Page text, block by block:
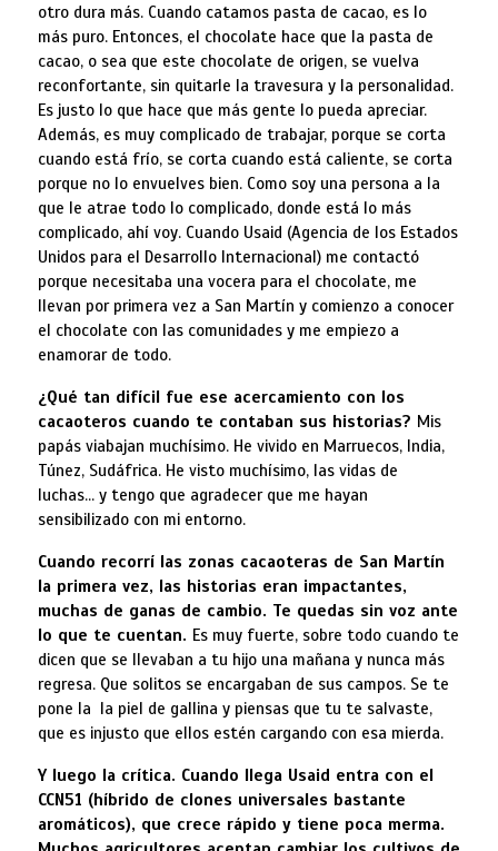
otro dura más. Cuando catamos pasta de cacao, es lo
más puro. Entonces, el chocolate hace que la pasta de
cacao, o sea que este chocolate de origen, se vuelva
reconfortante, sin quitarle la travesura y la personalidad.
Es justo lo que hace que más gente lo pueda apreciar.
Además, es muy complicado de trabajar, porque se corta
cuando está frío, se corta cuando está caliente, se corta
porque no lo envuelves bien. Como soy una persona a la
que le atrae todo lo complicado, donde está lo más
complicado, ahí voy. Cuando Usaid (Agencia de los Estados
Unidos para el Desarrollo Internacional) me contactó
porque necesitaba una vocera para el chocolate, me
llevan por primera vez a San Martín y comienzo a conocer
el chocolate con las comunidades y me empiezo a
enamorar de todo.
¿Qué tan difícil fue ese acercamiento con los
cacaoteros cuando te contaban sus historias? Mis
papás viabajan muchísimo. He vivido en Marruecos, India,
Túnez, Sudáfrica. He visto muchísimo, las vidas de
luchas… y tengo que agradecer que me hayan
sensibilizado con mi entorno.
Cuando recorrí las zonas cacaoteras de San Martín
la primera vez, las historias eran impactantes,
muchas de ganas de cambio. Te quedas sin voz ante
lo que te cuentan. Es muy fuerte, sobre todo cuando te
dicen que se llevaban a tu hijo una mañana y nunca más
regresa. Que solitos se encargaban de sus campos. Se te
pone la la piel de gallina y piensas que tu te salvaste,
que es injusto que ellos estén cargando con esa mierda.
Y luego la crítica. Cuando llega Usaid entra con el
CCN51 (híbrido de clones universales bastante
aromáticos), que crece rápido y tiene poca merma.